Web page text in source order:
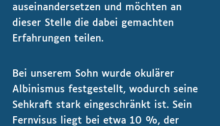
auseinandersetzen und möchten an
dieser Stelle die dabei gemachten
Erfahrungen teilen.
Bei unserem Sohn wurde okulärer
Albinismus festgestellt, wodurch seine
Sehkraft stark eingeschränkt ist. Sein
Fernvisus liegt bei etwa 10 %, der